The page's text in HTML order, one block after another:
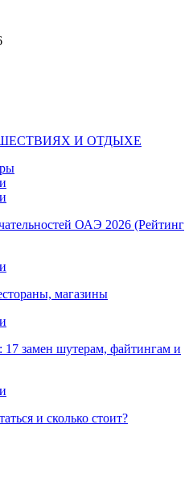
И ОТДЫХЕ
ОАЭ 2026 (Рейтинг
магазины
17 замен шутерам, файтингам и
и сколько стоит?